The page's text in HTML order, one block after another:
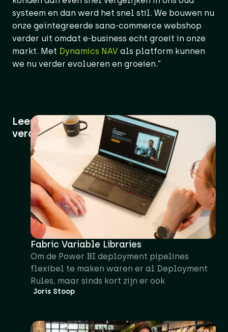
systeem en dan werd het snel stil. We bouwen nu
onze geïntegreerde sana-commerce webshop
verder uit omdat e-business echt groeit in onze
markt. Met Dynamics NAV als platform kunnen
we nu verder evolueren en groeien.”
Lees
verder
Fabric Variable Libraries
Om de Power BI deployment pipelines
flexibel te maken waren er al Deployment
Rules, maar sinds kort zijn er ook
Joris Stoop